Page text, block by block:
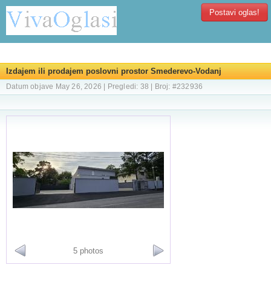
Postavi oglas!
Izdajem ili prodajem poslovni prostor Smederevo-Vodanj
Datum objave May 26, 2026 | Pregledi: 38 | Broj: #232936
5 photos